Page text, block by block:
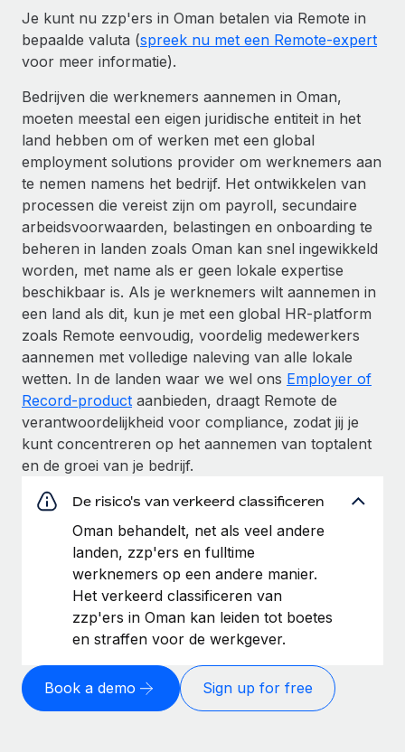
Je kunt nu zzp'ers in Oman betalen via Remote in
bepaalde valuta (spreek nu met een Remote-expert
voor meer informatie).
Bedrijven die werknemers aannemen in Oman,
moeten meestal een eigen juridische entiteit in het
land hebben om of werken met een global
employment solutions provider om werknemers aan
te nemen namens het bedrijf. Het ontwikkelen van
processen die vereist zijn om payroll, secundaire
arbeidsvoorwaarden, belastingen en onboarding te
beheren in landen zoals Oman kan snel ingewikkeld
worden, met name als er geen lokale expertise
beschikbaar is. Als je werknemers wilt aannemen in
een land als dit, kun je met een global HR-platform
zoals Remote eenvoudig, voordelig medewerkers
aannemen met volledige naleving van alle lokale
wetten. In de landen waar we wel ons Employer of
Record-product aanbieden, draagt Remote de
verantwoordelijkheid voor compliance, zodat jij je
kunt concentreren op het aannemen van toptalent
en de groei van je bedrijf.
De risico's van verkeerd classificeren
Oman behandelt, net als veel andere
landen, zzp'ers en fulltime
werknemers op een andere manier.
Het verkeerd classificeren van
zzp'ers in Oman kan leiden tot boetes
en straffen voor de werkgever.
Book a demo Sign up for free